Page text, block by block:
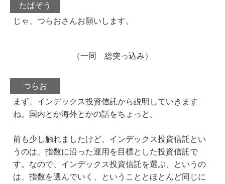
たぱぞう
じゃ、つらおさんお願いします。
（一同 総突っ込み）
つらお
まず、インデックス投資信託から説明していきます
ね。国内とか海外とかの話をちょっと。
前も少し触れましたけど、インデックス投資信託とい
うのは、指数に沿った運用を目標とした投資信託で
す。なので、インデックス投資信託を選ぶ、というの
は、指数を選んでいく、ということとほとんど同じに